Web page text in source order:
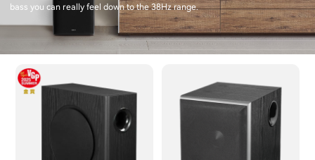
bass you can really feel down to the 38Hz range.